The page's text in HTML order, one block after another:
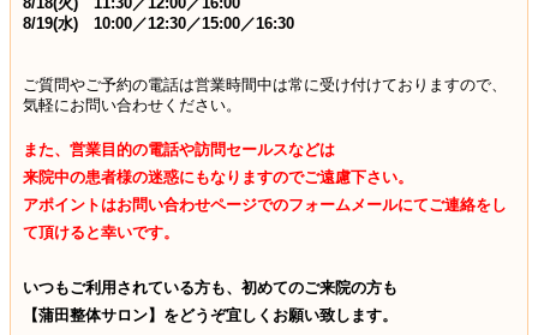
8/19(水) 10:00／12:30／15:00／16:30
ご質問やご予約の電話は営業時間中は常に受け付けておりますので、
気軽にお問い合わせください。
また、営業目的の電話や訪問セールスなどは
来院中の患者様の迷惑にもなりますのでご遠慮下さい。
アポイントはお問い合わせページでのフォームメールにてご連絡をし
て頂けると幸いです。
いつもご利用されている方も、初めてのご来院の方も
【蒲田整体サロン】をどうぞ宜しくお願い致します。